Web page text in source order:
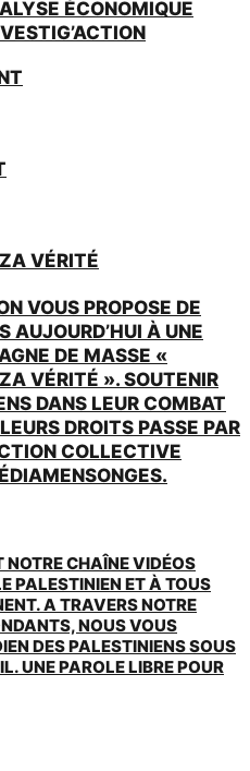
ÉCONOMIQUE
VÉRITÉ
VOUS PROPOSE DE
AUJOURD’HUI À UNE
DE MASSE «
VÉRITÉ ». SOUTENIR
DANS LEUR COMBAT
DROITS PASSE PAR
COLLECTIVE
NOTRE CHAÎNE VIDÉOS
PALESTINIEN ET À TOUS
A TRAVERS NOTRE
NOUS VOUS
DES PALESTINIENS SOUS
UNE PAROLE LIBRE POUR